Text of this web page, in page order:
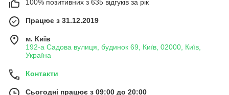
100% позитивних з 635 відгуків за рік
Працює з 31.12.2019
м. Київ
192-а Садова вулиця, будинок 69, Київ, 02000, Київ,
Україна
Контакти
Сьогодні працює з 09:00 до 20:00